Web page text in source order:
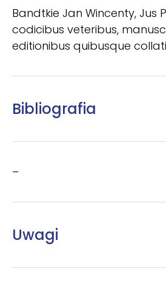
Bandtkie Jan Wincenty, Jus
codicibus veteribus,
editionibus quibusque
Bibliografia
–
Uwagi